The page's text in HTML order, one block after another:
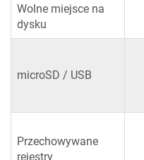
Wolne miejsce na
dysku
microSD / USB
Przechowywane
rejestry